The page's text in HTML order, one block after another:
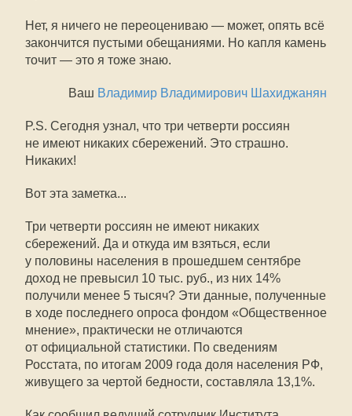
Нет, я ничего не переоцениваю — может, опять всё
закончится пустыми обещаниями. Но капля камень
точит — это я тоже знаю.
Ваш Владимир Владимирович Шахиджанян
P.S. Сегодня узнал, что три четверти россиян
не имеют никаких сбережений. Это страшно.
Никаких!
Вот эта заметка...
Три четверти россиян не имеют никаких
сбережений. Да и откуда им взяться, если
у половины населения в прошедшем сентябре
доход не превысил 10 тыс. руб., из них 14%
получили менее 5 тысяч? Эти данные, полученные
в ходе последнего опроса фондом «Общественное
мнение», практически не отличаются
от официальной статистики. По сведениям
Росстата, по итогам 2009 года доля населения РФ,
живущего за чертой бедности, составляла 13,1%.